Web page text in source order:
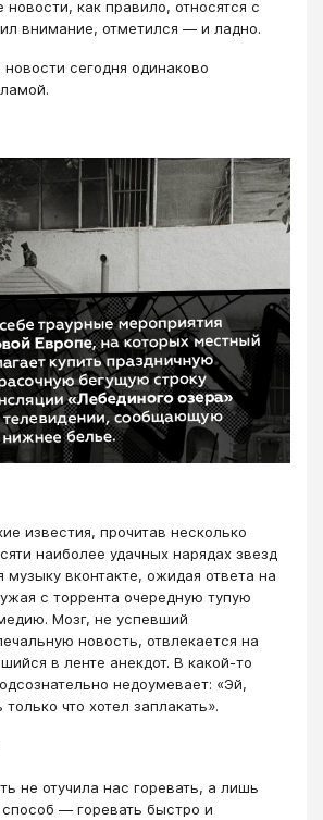
новости, как правило, относятся с
внимание, отметился — и ладно.
сегодня одинаково
известия, прочитав несколько
наиболее удачных нарядах звезд
музыку вконтакте, ожидая ответа на
с торрента очередную тупую
Мозг, не успевший
новость, отвлекается на
в ленте анекдот. В какой-то
недоумевает: «Эй,
что хотел заплакать».
не отучила нас горевать, а лишь
— горевать быстро и